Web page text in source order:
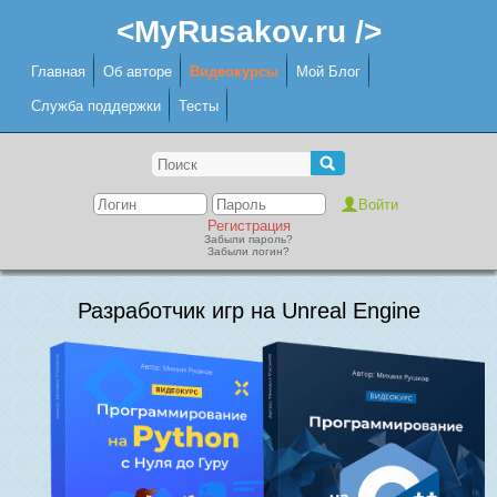
<MyRusakov.ru />
Главная Об авторе Видеокурсы Мой Блог
Служба поддержки Тесты
Регистрация
Забыли пароль?
Забыли логин?
Разработчик игр на Unreal Engine